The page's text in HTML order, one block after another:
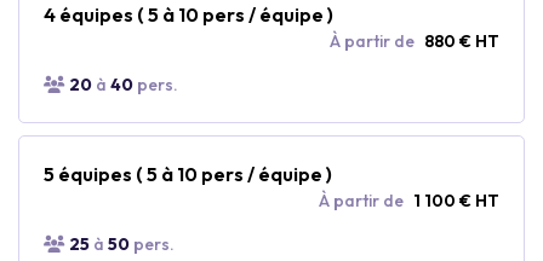
4 équipes ( 5 à 10 pers / équipe )
À partir de 880 € HT
20 à 40 pers.
5 équipes ( 5 à 10 pers / équipe )
À partir de 1 100 € HT
25 à 50 pers.